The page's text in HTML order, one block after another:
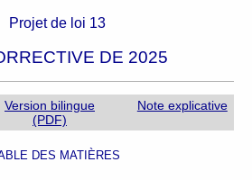
Projet de loi 13
DE 2025
Version bilingue
(PDF)
Note explicative
DES MATIÈRES